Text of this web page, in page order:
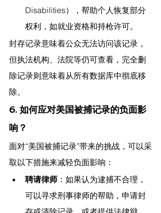
Disabilities），帮助个人恢复部分
权利，如就业资格和持枪许可。
封存记录意味着公众无法访问该记录，
但执法机构、法院等仍可查看，完全删
除记录则意味着从所有数据库中彻底移
除。
6. 如何应对美国被捕记录的负面影
响？
面对“美国被捕记录”带来的挑战，可以采
取以下措施来减轻负面影响：
聘请律师 ：如果认为逮捕不合理，
可以寻求刑事律师的帮助，申请封